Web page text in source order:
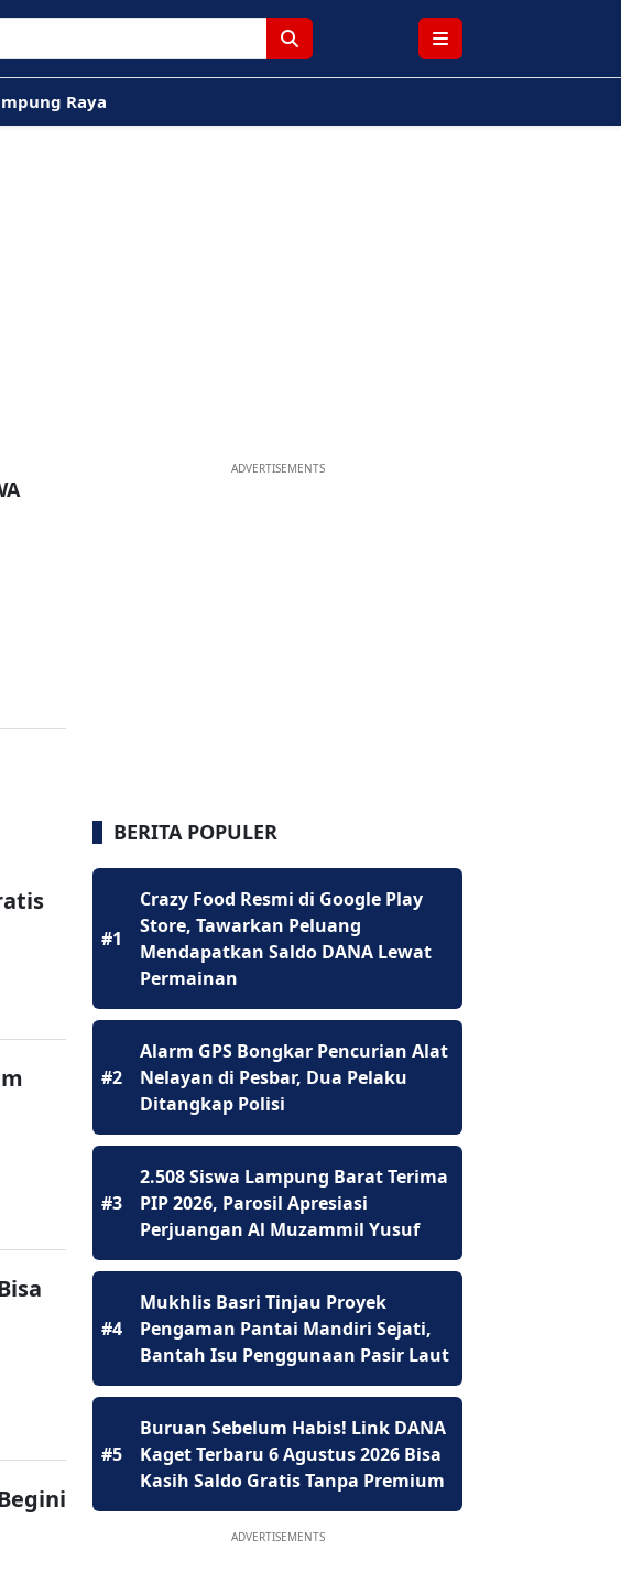
Raya
ADVERTISEMENTS
BERITA POPULER
#1
Crazy Food Resmi di Google Play
Store, Tawarkan Peluang
Mendapatkan Saldo DANA Lewat
Permainan
#2
Alarm GPS Bongkar Pencurian Alat
Nelayan di Pesbar, Dua Pelaku
Ditangkap Polisi
#3
2.508 Siswa Lampung Barat Terima
PIP 2026, Parosil Apresiasi
Perjuangan Al Muzammil Yusuf
#4
Mukhlis Basri Tinjau Proyek
Pengaman Pantai Mandiri Sejati,
Bantah Isu Penggunaan Pasir Laut
#5
Buruan Sebelum Habis! Link DANA
Kaget Terbaru 6 Agustus 2026 Bisa
Kasih Saldo Gratis Tanpa Premium
ADVERTISEMENTS